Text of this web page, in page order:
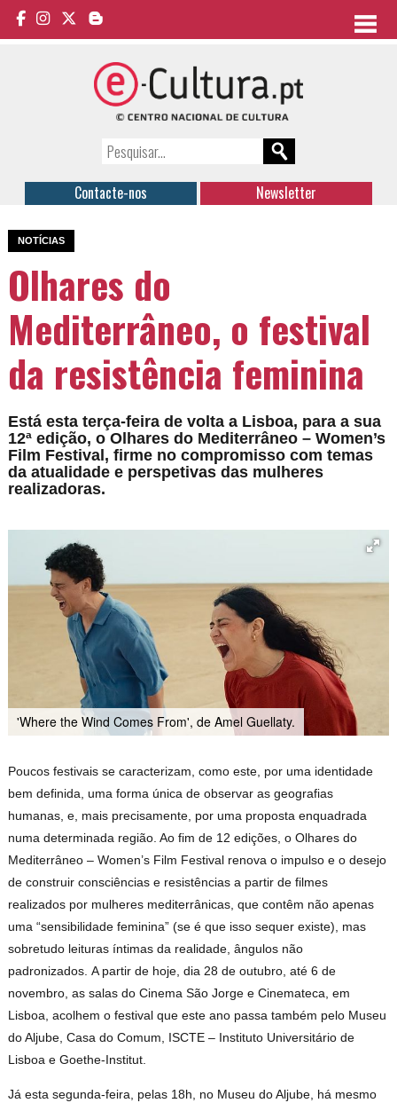
Contacte-nos Newsletter
NOTÍCIAS
Olhares do
Mediterrâneo, o festival
da resistência feminina
Está esta terça-feira de volta a Lisboa, para a sua
12ª edição, o Olhares do Mediterrâneo – Women’s
Film Festival, firme no compromisso com temas
da atualidade e perspetivas das mulheres
realizadoras.
'Where the Wind Comes From', de Amel Guellaty.
Poucos festivais se caracterizam, como este, por uma identidade
bem definida, uma forma única de observar as geografias
humanas, e, mais precisamente, por uma proposta enquadrada
numa determinada região. Ao fim de 12 edições, o Olhares do
Mediterrâneo – Women’s Film Festival renova o impulso e o desejo
de construir consciências e resistências a partir de filmes
realizados por mulheres mediterrânicas, que contêm não apenas
uma “sensibilidade feminina” (se é que isso sequer existe), mas
sobretudo leituras íntimas da realidade, ângulos não
padronizados. A partir de hoje, dia 28 de outubro, até 6 de
novembro, as salas do Cinema São Jorge e Cinemateca, em
Lisboa, acolhem o festival que este ano passa também pelo Museu
do Aljube, Casa do Comum, ISCTE – Instituto Universitário de
Lisboa e Goethe-Institut.
Já esta segunda-feira, pelas 18h, no Museu do Aljube, há mesmo